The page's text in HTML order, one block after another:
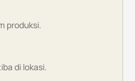
produksi.
di lokasi.